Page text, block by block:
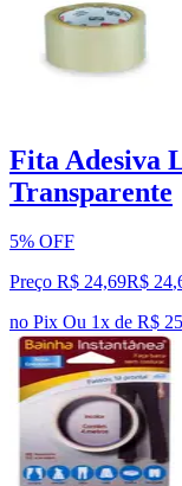
Fita Adesiva
Transparente
5% OFF
Preço R$ 24,69R$ 24,
no Pix Ou 1x de R$